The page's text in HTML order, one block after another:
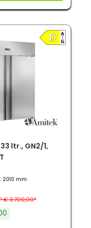
ltr., GN2/1,
2010 mm
€ 3.700,00*